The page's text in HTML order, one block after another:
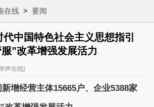
在线> 要闻
代中国特色社会主义思想指引
”改革增强发展活力
声在线]
增经营主体15665户、企业5388家